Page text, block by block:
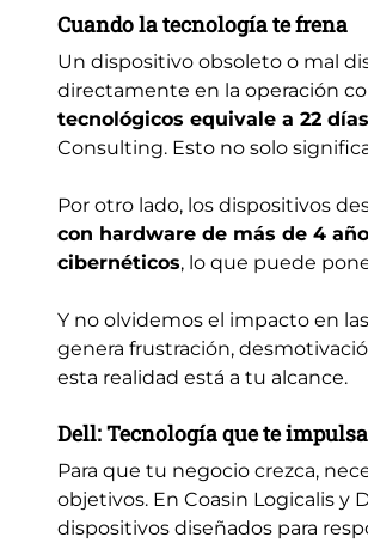
Cuando la tecnología te frena
Un dispositivo obsoleto o mal
directamente en la operación
tecnológicos equivale a 22
Consulting. Esto no solo
Por otro lado, los dispositivos
con hardware de más de 4
cibernéticos, lo que puede
Y no olvidemos el impacto en
genera frustración,
esta realidad está a tu alcance.
Dell: Tecnología que te
Para que tu negocio crezca,
objetivos. En Coasin Logicalis y
dispositivos diseñados para